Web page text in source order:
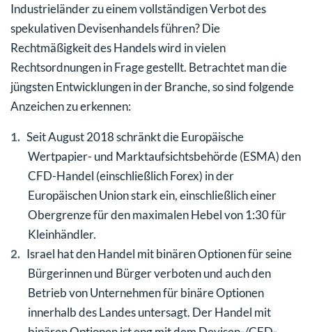
Industrieländer zu einem vollständigen Verbot des
spekulativen Devisenhandels führen? Die
Rechtmäßigkeit des Handels wird in vielen
Rechtsordnungen in Frage gestellt. Betrachtet man die
jüngsten Entwicklungen in der Branche, so sind folgende
Anzeichen zu erkennen:
Seit August 2018 schränkt die Europäische
Wertpapier- und Marktaufsichtsbehörde (ESMA) den
CFD-Handel (einschließlich Forex) in der
Europäischen Union stark ein, einschließlich einer
Obergrenze für den maximalen Hebel von 1:30 für
Kleinhändler.
Israel hat den Handel mit binären Optionen für seine
Bürgerinnen und Bürger verboten und auch den
Betrieb von Unternehmen für binäre Optionen
innerhalb des Landes untersagt. Der Handel mit